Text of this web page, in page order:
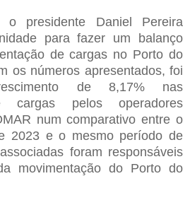
o presidente Daniel Pereira
para fazer um balanço
de cargas no Porto do
os números apresentados, foi
de 8,17% nas
cargas pelos operadores
num comparativo entre o
2023 e o mesmo período de
foram responsáveis
movimentação do Porto do